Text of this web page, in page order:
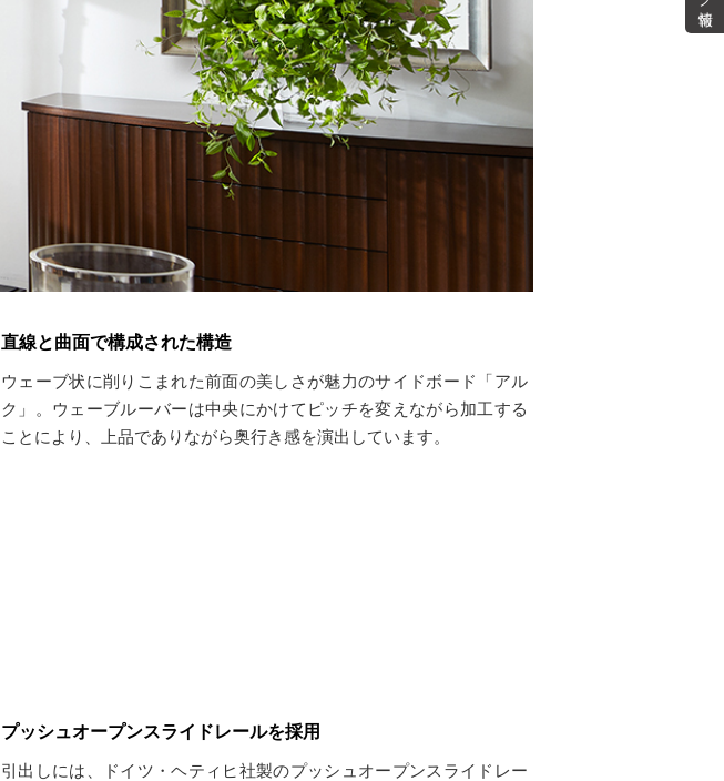
直線と曲面で構成された構造
ウェーブ状に削りこまれた前面の美しさが魅力のサイドボード「アル
ク」。ウェーブルーバーは中央にかけてピッチを変えながら加工する
ことにより、上品でありながら奥行き感を演出しています。
プッシュオープンスライドレールを採用
引出しには、ドイツ・ヘティヒ社製のプッシュオープンスライドレー